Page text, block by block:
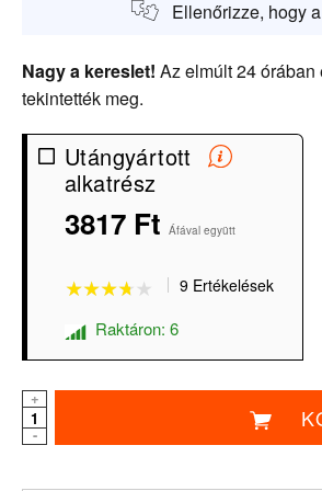
Ellenőrizze, hogy
Nagy a kereslet! Az elmúlt 24
tekintették meg.
Utángyártott
alkatrész
3817 Ft Áfával együtt
★★★★★
★★★★★
9 Ertékelések
Raktáron: 6
+
-